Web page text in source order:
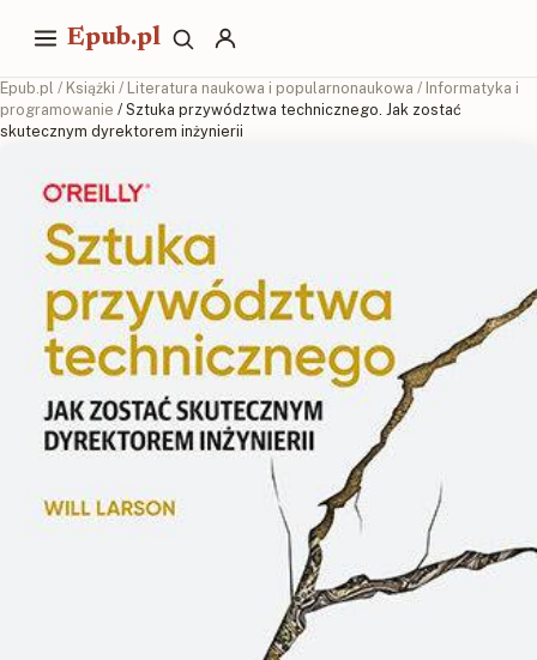
Epub.pl
Epub.pl / Książki / Literatura naukowa i popularnonaukowa / Informatyka i
programowanie / Sztuka przywództwa technicznego. Jak zostać
skutecznym dyrektorem inżynierii